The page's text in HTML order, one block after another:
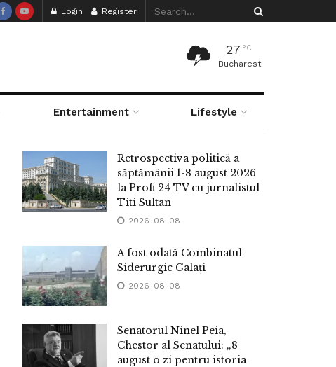
Login Register
27 °C
Bucharest
Entertainment Lifestyle
Retrospectiva politică a
săptămânii 1-8 august 2026
la Profi 24 TV cu jurnalistul
Titi Sultan
2026-08-08
A fost odată Combinatul
Siderurgic Galați
2026-08-08
Senatorul Ninel Peia,
Chestor al Senatului: „8
august o zi pentru istoria